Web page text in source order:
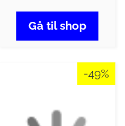
Gå til shop
-49%